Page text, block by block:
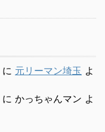
に 元リーマン埼玉 よ
に かっちゃんマン よ